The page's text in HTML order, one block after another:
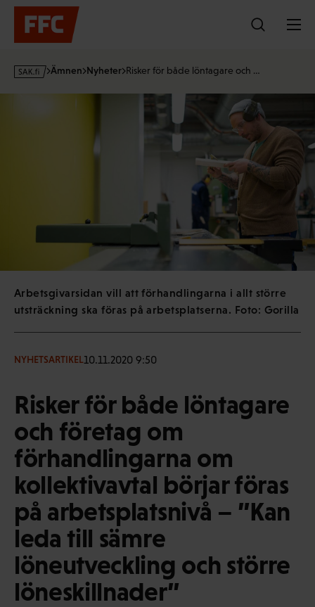
Hoppa
innehållet
s
Ämnen Nyheter Risker för både löntagare och …
Arbetsgivarsidan vill att förhandlingarna i allt större
utsträckning ska föras på arbetsplatserna. Foto: Gorilla
NYHETSARTIKEL10.11.2020 9:50
Risker för både löntagare
och företag om
förhandlingarna om
kollektivavtal börjar föras
på arbetsplatsnivå – ”Kan
leda till sämre
löneutveckling och större
löneskillnader”